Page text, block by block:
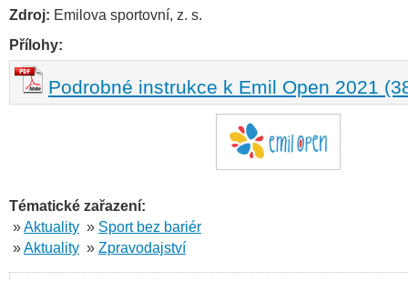
Zdroj: Emilova sportovní, z. s.
Přílohy:
Podrobné instrukce k Emil Open 2021
Tématické zařazení:
»Aktuality » Sport bez bariér
»Aktuality » Zpravodajství